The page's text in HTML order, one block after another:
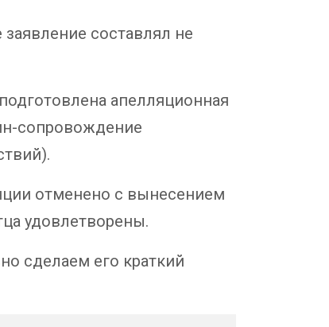
составлял не
апелляционная
сопровождение
отменено с вынесением
удовлетворены.
сделаем его краткий